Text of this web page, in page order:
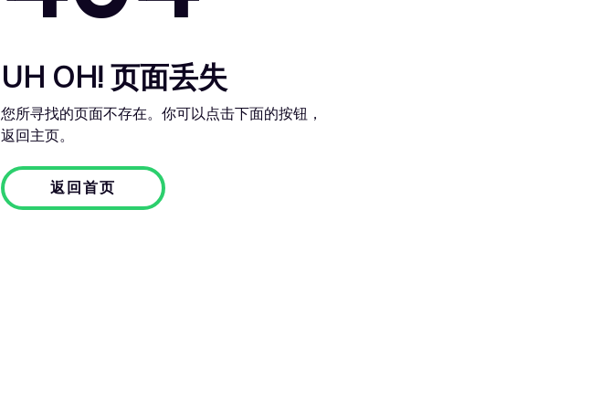
UH OH! 页面丢失
您所寻找的页面不存在。你可以点击下面的按钮，
返回主页。
返回首页